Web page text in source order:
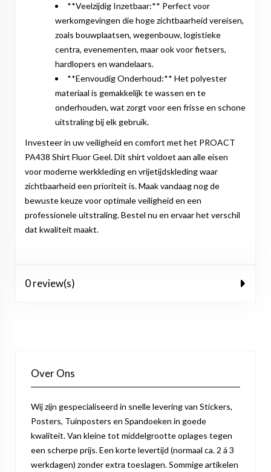
**Veelzijdig Inzetbaar:** Perfect voor
werkomgevingen die hoge zichtbaarheid vereisen,
zoals bouwplaatsen, wegenbouw, logistieke
centra, evenementen, maar ook voor fietsers,
hardlopers en wandelaars.
**Eenvoudig Onderhoud:** Het polyester
materiaal is gemakkelijk te wassen en te
onderhouden, wat zorgt voor een frisse en schone
uitstraling bij elk gebruik.
Investeer in uw veiligheid en comfort met het PROACT
PA438 Shirt Fluor Geel. Dit shirt voldoet aan alle eisen
voor moderne werkkleding en vrijetijdskleding waar
zichtbaarheid een prioriteit is. Maak vandaag nog de
bewuste keuze voor optimale veiligheid en een
professionele uitstraling. Bestel nu en ervaar het verschil
dat kwaliteit maakt.
0 review(s)
Over Ons
Wij zijn gespecialiseerd in snelle levering van Stickers,
Posters, Tuinposters en Spandoeken in goede
kwaliteit. Van kleine tot middelgrootte oplages tegen
een scherpe prijs. Een korte levertijd (normaal ca. 2 á 3
werkdagen) zonder extra toeslagen. Sommige artikelen